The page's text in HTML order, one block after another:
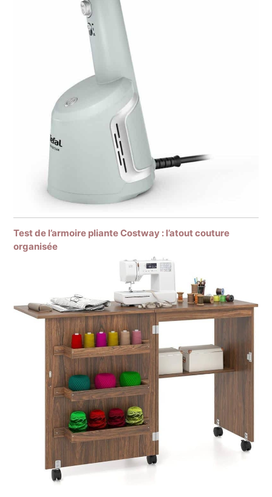
Test de l’armoire pliante Costway : l’atout couture
organisée